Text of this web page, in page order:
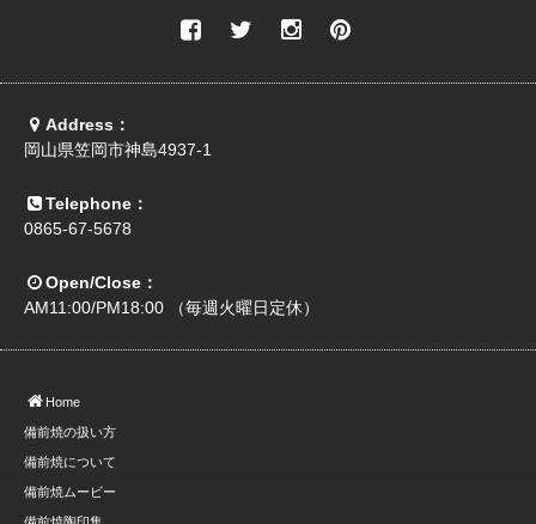
Address：
岡山県笠岡市神島4937-1
Telephone：
0865-67-5678
Open/Close：
AM11:00/PM18:00 （毎週火曜日定休）
Home
備前焼の扱い方
備前焼について
備前焼ムービー